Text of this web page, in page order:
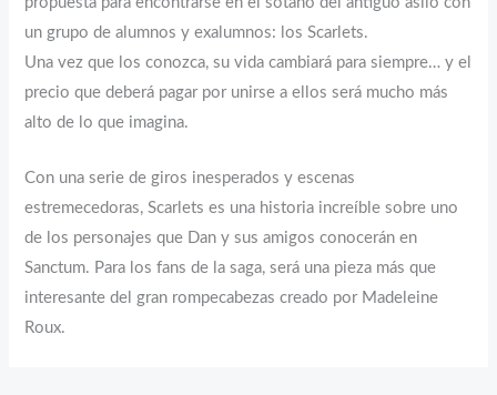
un grupo de alumnos y exalumnos: los Scarlets.
Una vez que los conozca, su vida cambiará para siempre… y el
precio que deberá pagar por unirse a ellos será mucho más
alto de lo que imagina.
Con una serie de giros inesperados y escenas
estremecedoras, Scarlets es una historia increíble sobre uno
de los personajes que Dan y sus amigos conocerán en
Sanctum. Para los fans de la saga, será una pieza más que
interesante del gran rompecabezas creado por Madeleine
Roux.